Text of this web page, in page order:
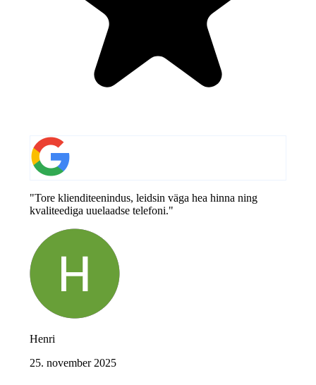
"Tore klienditeenindus, leidsin väga hea hinna ning
kvaliteediga uuelaadse telefoni."
Henri
25. november 2025